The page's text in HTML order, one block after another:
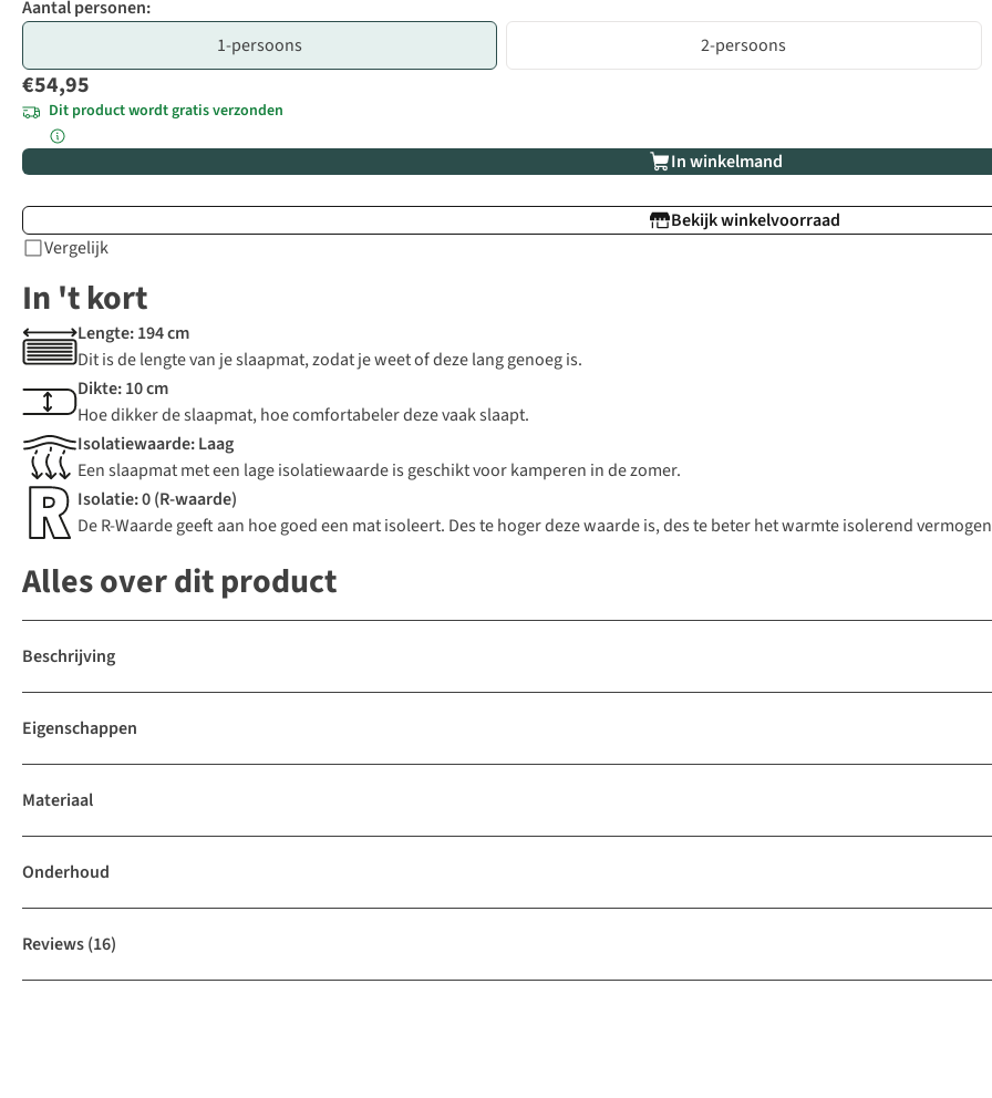
Aantal personen:
1-persoons
2-persoons
€54,95
Dit product wordt gratis verzonden
In winkelmand
Bekijk winkelvoorraad
Vergelijk
In 't kort
Lengte: 194 cm
Dit is de lengte van je slaapmat, zodat je weet of deze lang genoeg is.
Dikte: 10 cm
Hoe dikker de slaapmat, hoe comfortabeler deze vaak slaapt.
Isolatiewaarde: Laag
Een slaapmat met een lage isolatiewaarde is geschikt voor kamperen in de zomer.
Isolatie: 0 (R-waarde)
De R-Waarde geeft aan hoe goed een mat isoleert. Des te hoger deze waarde is, des te beter het warmte isolerend
Alles over dit product
Beschrijving
Eigenschappen
Materiaal
Onderhoud
Reviews(16)